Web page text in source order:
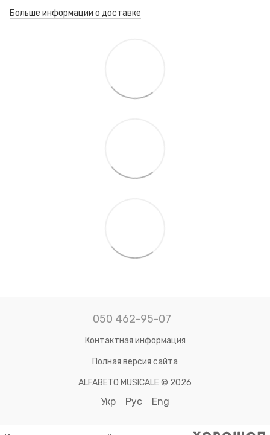
Больше информации о доставке
050 462-95-07
Контактная информация
Полная версия сайта
ALFABETO MUSICALE © 2026
Укр Рус Eng